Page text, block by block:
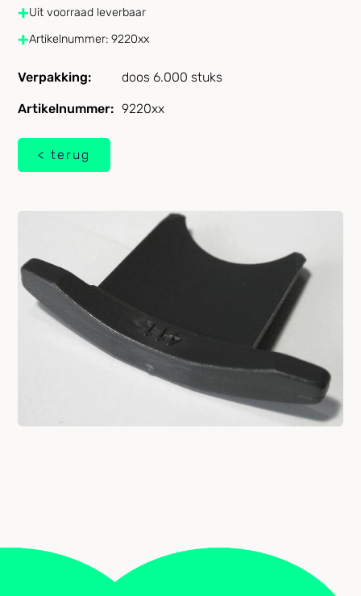
+Uit voorraad leverbaar
+Artikelnummer: 9220xx
Verpakking: doos 6.000 stuks
Artikelnummer: 9220xx
< terug